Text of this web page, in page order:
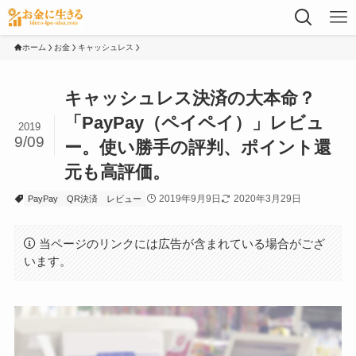
ホーム お金 キャッシュレス
キャッシュレス決済の大本命？
「PayPay（ペイペイ）」レビュ
ー。使い勝手の評判、ポイント還
元も高評価。
2019
9/09
PayPay QR決済 レビュー 2019年9月9日 2020年3月29日
当ページのリンクには広告が含まれている場合がござ
います。